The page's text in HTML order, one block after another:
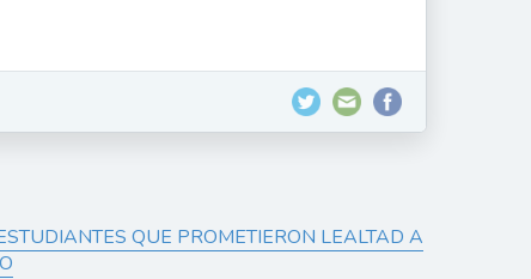
QUE PROMETIERON LEALTAD A